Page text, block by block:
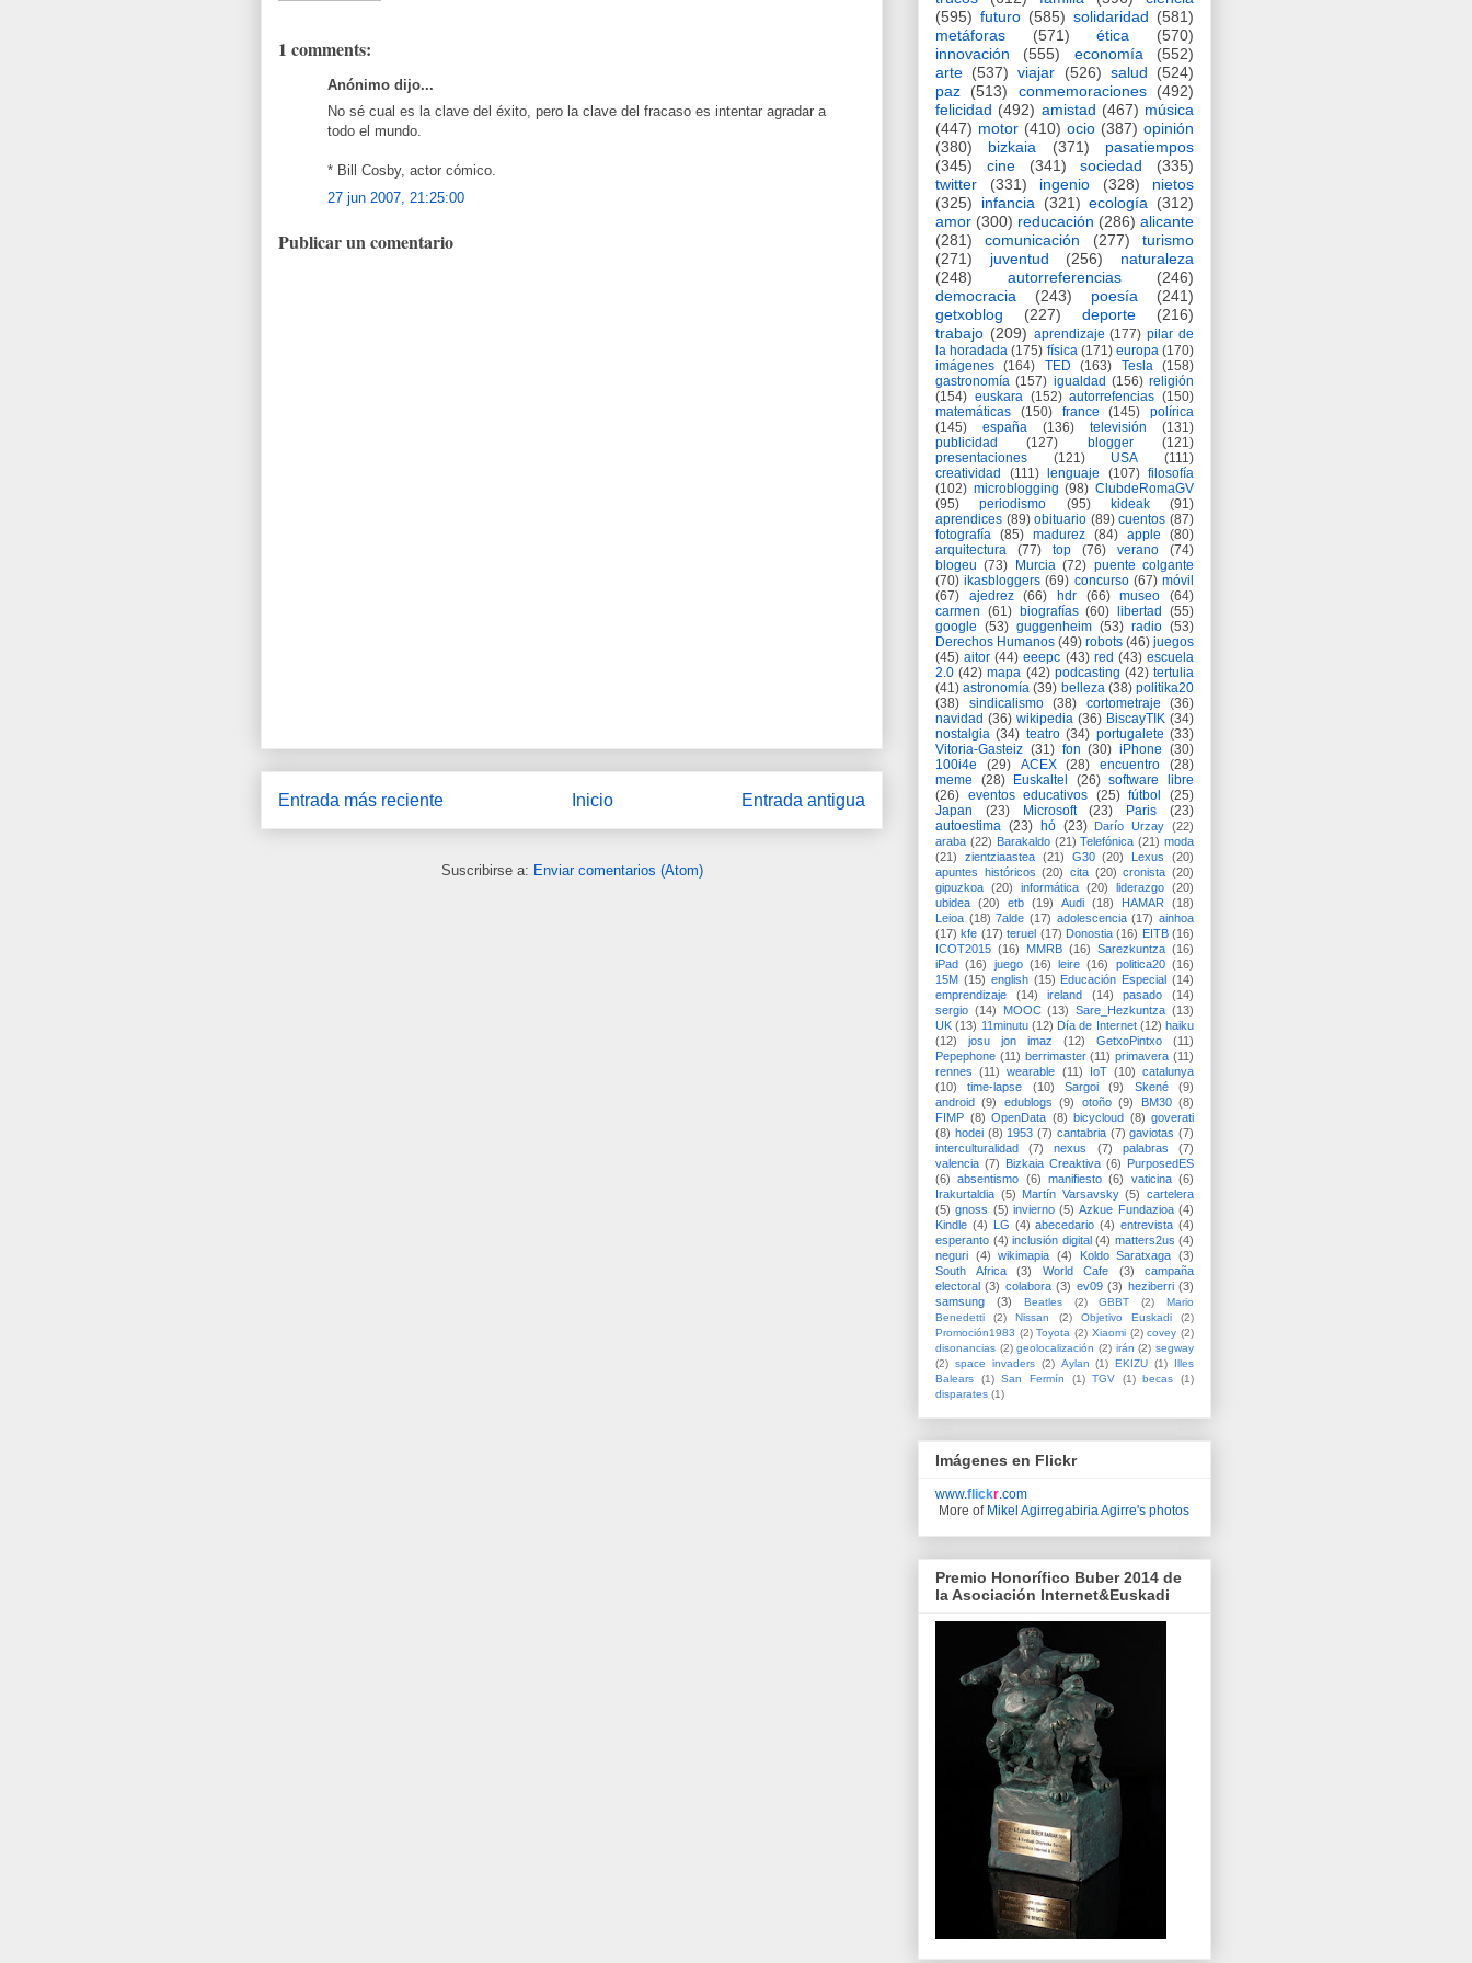
1 comments:
Anónimo dijo...
No sé cual es la clave del éxito, pero la clave del fracaso es intentar agradar a
todo el mundo.
* Bill Cosby, actor cómico.
27 jun 2007, 21:25:00
Publicar un comentario
Entrada más reciente Entrada antigua
Inicio
Suscribirse a: Enviar comentarios (Atom)
(595) futuro (585) solidaridad (581)
metáforas
(571) ética
(570)
innovación
(555) economía
(552)
arte (537) viajar (526) salud
(524)
paz
(513) conmemoraciones
(492)
felicidad (492) amistad (467) música
(447) motor (410) ocio (387) opinión
(380)
bizkaia (371)
pasatiempos
(345)
cine (341) sociedad
(335)
twitter
(331) ingenio (328)
nietos
(325)
infancia (321) ecología
(312)
amor (300) reducación (286) alicante
(281)
comunicación (277)
turismo
(271)
juventud (256)
naturaleza
(248)
autorreferencias
(246)
democracia
(243) poesía
(241)
getxoblog
(227) deporte
(216)
trabajo (209) aprendizaje (177) pilar de
la horadada (175) física (171) europa (170)
imágenes
(164) TED (163) Tesla
(158)
gastronomía (157) igualdad (156) religión
(154) euskara (152) autorrefencias (150)
matemáticas
(150) france (145)
polírica
(145)
españa (136) televisión
(131)
publicidad
(127) blogger
(121)
presentaciones
(121) USA
(111)
creatividad
(111) lenguaje (107) filosofía
(102) microblogging (98) ClubdeRomaGV
(95)
periodismo (95) kideak
(91)
aprendices (89) obituario (89) cuentos (87)
fotografía (85) madurez (84) apple
(80)
arquitectura
(77) top (76) verano
(74)
blogeu (73) Murcia (72) puente colgante
(70) ikasbloggers (69) concurso (67) móvil
(67)
ajedrez (66) hdr (66) museo
(64)
carmen (61) biografías (60) libertad
(55)
google (53) guggenheim (53) radio (53)
Derechos Humanos (49) robots (46) juegos
(45) aitor (44) eeepc (43) red (43) escuela
2.0 (42) mapa (42) podcasting (42) tertulia
(41) astronomía (39) belleza (38) politika20
(38)
sindicalismo (38) cortometraje
(36)
navidad (36) wikipedia (36) BiscayTIK (34)
nostalgia (34) teatro (34) portugalete (33)
Vitoria-Gasteiz (31) fon (30) iPhone (30)
100i4e
(29) ACEX (28) encuentro
(28)
meme
(28) Euskaltel (26) software libre
(26) eventos educativos (25) fútbol
(25)
Japan
(23) Microsoft (23) Paris
(23)
autoestima (23) hó (23) Darío Urzay (22)
araba (22) Barakaldo (21) Telefónica (21) moda
(21)
zientziaastea (21) G30 (20) Lexus
(20)
apuntes históricos (20) cita (20) cronista (20)
gipuzkoa (20) informática (20) liderazgo (20)
ubidea (20) etb (19) Audi (18) HAMAR
(18)
Leioa (18) 7alde (17) adolescencia (17) ainhoa
(17) kfe (17) teruel (17) Donostia (16) EITB (16)
ICOT2015 (16) MMRB (16) Sarezkuntza (16)
iPad (16) juego (16) leire (16) politica20 (16)
15M (15) english (15) Educación Especial (14)
emprendizaje
(14) ireland (14) pasado
(14)
sergio (14) MOOC (13) Sare_Hezkuntza (13)
UK (13) 11minutu (12) Día de Internet (12) haiku
(12)
josu jon imaz (12) GetxoPintxo
(11)
Pepephone (11) berrimaster (11) primavera (11)
rennes (11) wearable (11) IoT (10) catalunya
(10)
time-lapse (10) Sargoi (9) Skené
(9)
android (9) edublogs (9) otoño (9) BM30 (8)
FIMP (8) OpenData (8) bicycloud (8) goverati
(8) hodei (8) 1953 (7) cantabria (7) gaviotas (7)
interculturalidad
(7) nexus (7) palabras
(7)
valencia (7) Bizkaia Creaktiva (6) PurposedES
(6)
absentismo (6) manifiesto (6) vaticina (6)
Irakurtaldia (5) Martín Varsavsky (5) cartelera
(5) gnoss (5) invierno (5) Azkue Fundazioa (4)
Kindle (4) LG (4) abecedario (4) entrevista (4)
esperanto (4) inclusión digital (4) matters2us (4)
neguri (4) wikimapia (4) Koldo Saratxaga (3)
South Africa
(3) World Cafe (3)
campaña
electoral (3) colabora (3) ev09 (3) heziberri (3)
samsung
(3) Beatles (2) GBBT (2)
Mario
Benedetti
(2) Nissan (2) Objetivo Euskadi
(2)
Promoción1983 (2) Toyota (2) Xiaomi (2) covey (2)
disonancias (2) geolocalización (2) irán (2) segway
(2) space invaders (2) Aylan (1) EKIZU (1)
Illes
Balears
(1) San Fermín (1) TGV (1) becas
(1)
disparates (1)
Imágenes en Flickr
www.flickr .com
More of Mikel Agirregabiria Agirre's photos
Premio Honorífico Buber 2014 de
la Asociación Internet&Euskadi